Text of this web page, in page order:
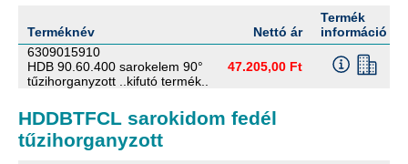
Terméknév Nettó ár
Termék
információ
6309015910
HDB 90.60.400 sarokelem 90°
tűzihorganyzott ..kifutó termék..
47.205,00 Ft
HDDBTFCL sarokidom fedél
tűzihorganyzott